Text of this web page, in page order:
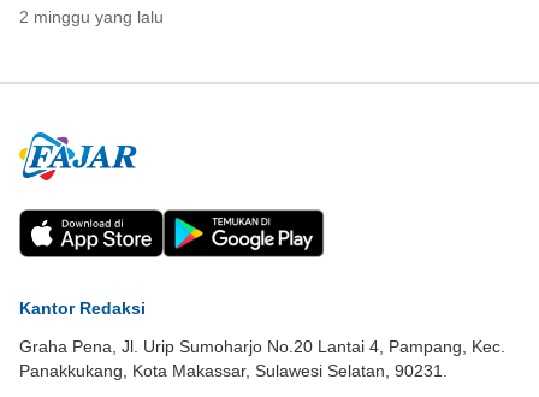
2 minggu yang lalu
Kantor Redaksi
Graha Pena, Jl. Urip Sumoharjo No.20 Lantai 4, Pampang, Kec.
Panakkukang, Kota Makassar, Sulawesi Selatan, 90231.